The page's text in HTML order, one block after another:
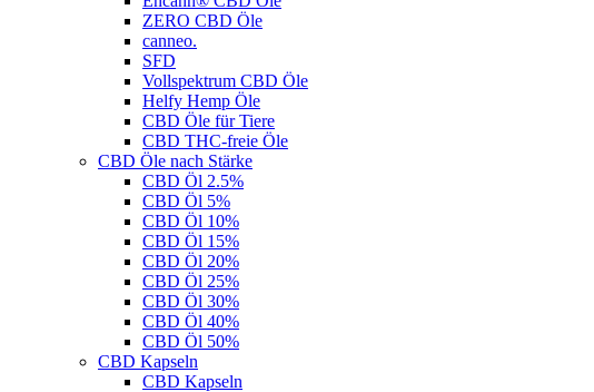
ZERO CBD Öle
canneo.
SFD
Vollspektrum CBD Öle
Helfy Hemp Öle
CBD Öle für Tiere
CBD THC-freie Öle
CBD Öle nach Stärke
CBD Öl 2.5%
CBD Öl 5%
CBD Öl 10%
CBD Öl 15%
CBD Öl 20%
CBD Öl 25%
CBD Öl 30%
CBD Öl 40%
CBD Öl 50%
CBD Kapseln
CBD Kapseln